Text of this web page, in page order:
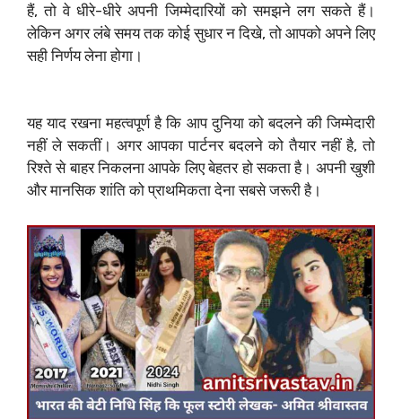
हैं, तो वे धीरे-धीरे अपनी जिम्मेदारियों को समझने लग सकते हैं।
लेकिन अगर लंबे समय तक कोई सुधार न दिखे, तो आपको अपने लिए
सही निर्णय लेना होगा।
यह याद रखना महत्वपूर्ण है कि आप दुनिया को बदलने की जिम्मेदारी
नहीं ले सकतीं। अगर आपका पार्टनर बदलने को तैयार नहीं है, तो
रिश्ते से बाहर निकलना आपके लिए बेहतर हो सकता है। अपनी खुशी
और मानसिक शांति को प्राथमिकता देना सबसे जरूरी है।